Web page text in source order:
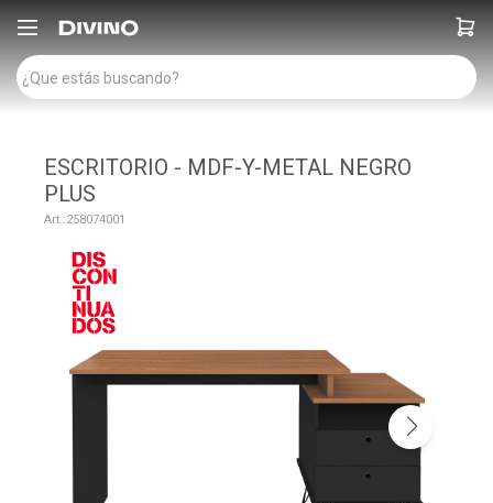

ESCRITORIO - MDF-Y-METAL NEGRO
PLUS
258074001